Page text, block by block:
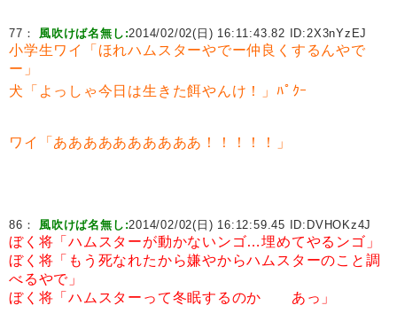
77： 風吹けば名無し:2014/02/02(日) 16:11:43.82 ID:2X3nYzEJ
小学生ワイ「ほれハムスターやでー仲良くするんやで
ー」
犬「よっしゃ今日は生きた餌やんけ！」ﾊﾟｸｰ
ワイ「ああああああああああ！！！！！」
86： 風吹けば名無し:2014/02/02(日) 16:12:59.45 ID: DVHOKz4J
ぼく将「ハムスターが動かないンゴ…埋めてやるンゴ」
ぼく将「もう死なれたから嫌やからハムスターのこと調
べるやで」
ぼく将「ハムスターって冬眠するのか あっ」